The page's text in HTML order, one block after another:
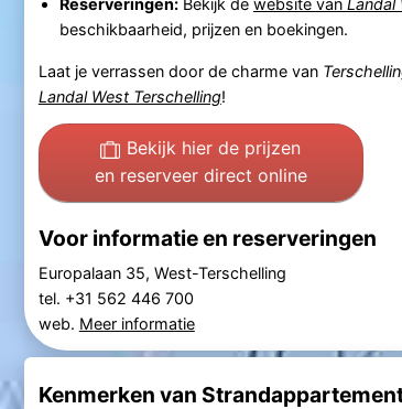
Reserveringen:Bekijk de website van Landal
beschikbaarheid, prijzen en boekingen.
Laat je verrassen door de charme van
Landal West Terschelling!
Bekijk hier de prijzen
en reserveer direct online
Voor informatie en reserveringen
Europalaan 35, West-Terschelling
tel. +31 562 446 700
web. Meer informatie
Kenmerken van